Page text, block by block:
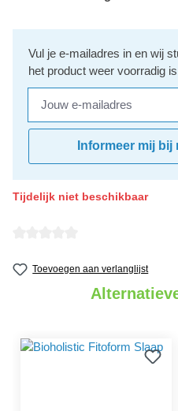
Vul je e-mailadres in en wij
het product weer voorradig
Informeer mij bij
Tijdelijk niet beschikbaar
Toevoegen aan verlanglijst